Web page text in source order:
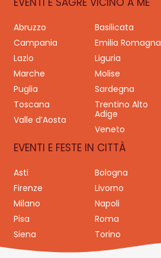
Abruzzo Basilicata
Campania
Emilia Romagna
Lazio
Liguria
Marche
Molise
Puglia
Sardegna
Toscana
Trentino Alto
Adige
Valle d’Aosta
Veneto
EVENTI E FESTE IN CITTÀ
Asti Bologna
Firenze
Livorno
Milano
Napoli
Pisa
Roma
Siena
Torino